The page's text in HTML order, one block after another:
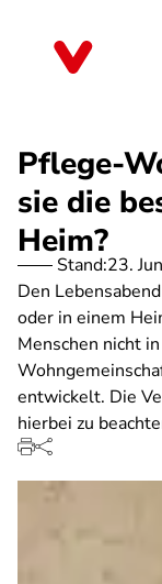
Pflege-
sie die
Heim?
Stand:23.
Den
oder in einem
Menschen nicht
entwickelt. Die
hierbei zu